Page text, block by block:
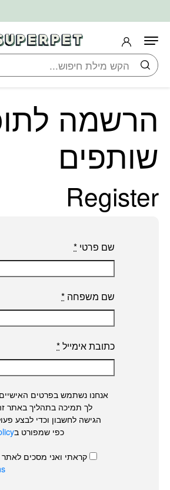
חיפוש
הרשמה
שותפים
Register
שם פרטי *
שם משפחה *
כתובת אימייל*
אנחנו נשתמש בפרטים
לך תמיכה בתהליך באתר
הגישה לחשבון וכדי לבצע
כפי שמפורט ב
קראתי ואני מסכים לאתר